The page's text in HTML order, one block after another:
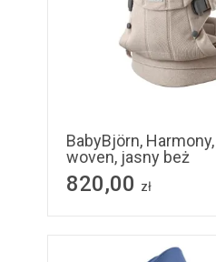
BabyBjörn,
woven, jasny beż
820,00 zł